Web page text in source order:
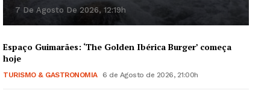
7 De Agosto De 2026, 12:19h
Espaço Guimarães: ‘The Golden Ibérica Burger’ começa
hoje
TURISMO & GASTRONOMIA 6 de Agosto de 2026, 21:00h